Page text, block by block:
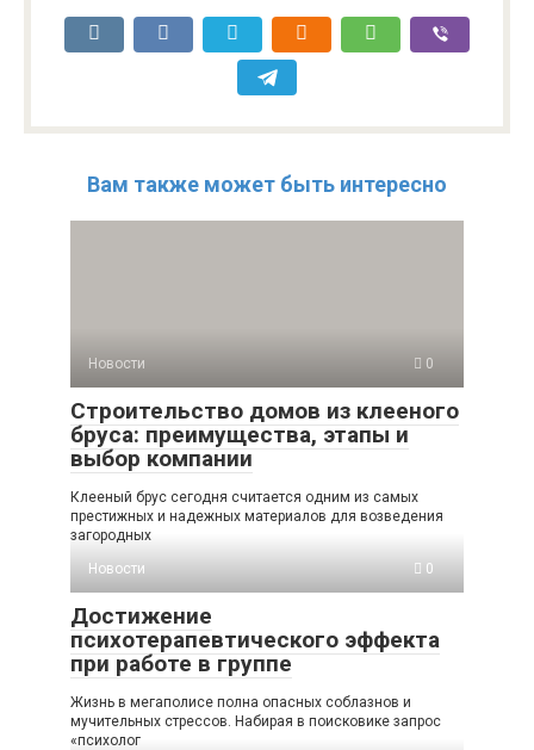
Вам также может быть интересно
Новости 0
Строительство домов из клееного
бруса: преимущества, этапы и
выбор компании
Клееный брус сегодня считается одним из самых
престижных и надежных материалов для возведения
загородных
Новости
0
Достижение
психотерапевтического эффекта
при работе в группе
Жизнь в мегаполисе полна опасных соблазнов и
мучительных стрессов. Набирая в поисковике запрос
«психолог